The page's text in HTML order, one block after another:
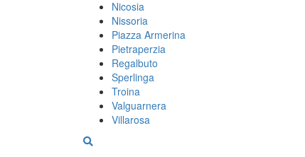
Nicosia
Nissoria
Piazza Armerina
Pietraperzia
Regalbuto
Sperlinga
Troina
Valguarnera
Villarosa